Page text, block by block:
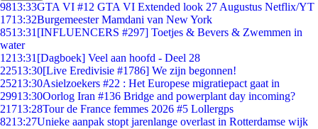
9813:33GTA VI #12 GTA VI Extended look 27 Augustus Netflix/YT
1713:32Burgemeester Mamdani van New York
8513:31 [INFLUENCERS #297] Toetjes & Bevers & Zwemmen in
water
1213:31 [Dagboek] Veel aan hoofd - Deel 28
22513:30[Live Eredivisie #1786] We zijn begonnen!
25213:30Asielzoekers #22 : Het Europese migratiepact gaat in
29913:30Oorlog Iran #136 Bridge and powerplant day incoming?
21713:28Tour de France femmes 2026 #5 Lollergps
8213:27Unieke aanpak stopt jarenlange overlast in Rotterdamse wijk